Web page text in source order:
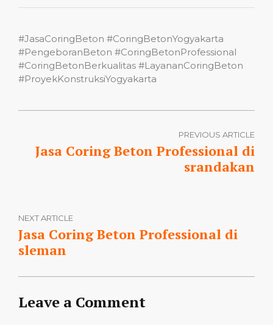
#JasaCoringBeton #CoringBetonYogyakarta
#PengeboranBeton #CoringBetonProfessional
#CoringBetonBerkualitas #LayananCoringBeton
#ProyekKonstruksiYogyakarta
PREVIOUS ARTICLE
Jasa Coring Beton Professional di
srandakan
NEXT ARTICLE
Jasa Coring Beton Professional di
sleman
Leave a Comment